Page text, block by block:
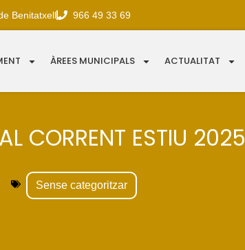
Benitatxell 966 49 33 69
ÀREES MUNICIPALS ACTUALITAT
CORRENT ESTIU 2025
Sense categoritzar